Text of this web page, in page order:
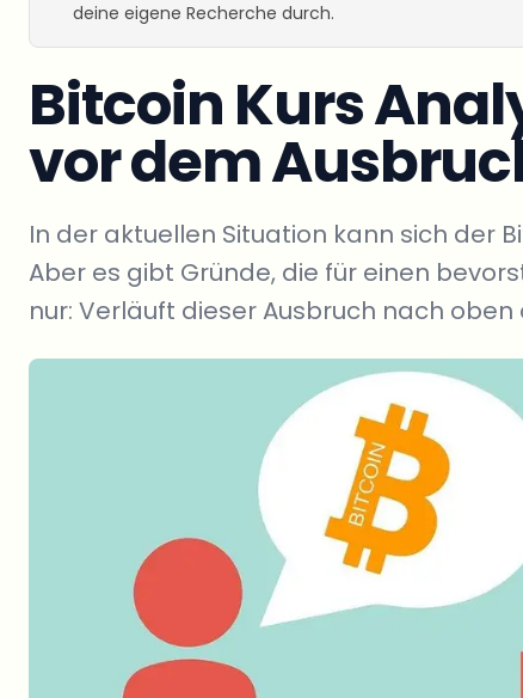
deine eigene Recherche durch.
Bitcoin Kurs
vor dem
In der aktuellen Situation kann sich der
Aber es gibt Gründe, die für einen
nur: Verläuft dieser Ausbruch nach